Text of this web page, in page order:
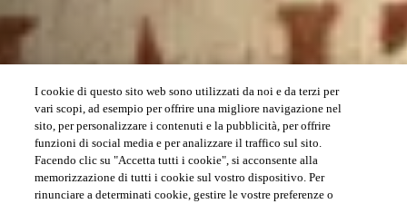
I cookie di questo sito web sono utilizzati da noi e da terzi per
vari scopi, ad esempio per offrire una migliore navigazione nel
sito, per personalizzare i contenuti e la pubblicità, per offrire
funzioni di social media e per analizzare il traffico sul sito.
Facendo clic su "Accetta tutti i cookie", si acconsente alla
memorizzazione di tutti i cookie sul vostro dispositivo. Per
rinunciare a determinati cookie, gestire le vostre preferenze o